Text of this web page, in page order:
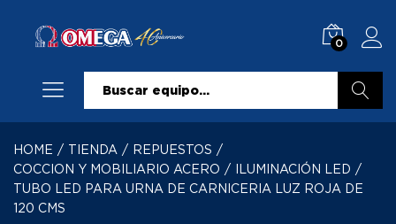
0
HOME / TIENDA / REPUESTOS /
COCCION Y MOBILIARIO ACERO / ILUMINACIÓN LED /
TUBO LED PARA URNA DE CARNICERIA LUZ ROJA DE
120 CMS